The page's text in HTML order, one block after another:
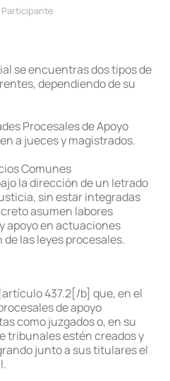
Participante
se encuentras dos tipos de
dependiendo de su
Procesales de Apoyo
a jueces y magistrados.
Comunes
la dirección de un letrado
sin estar integradas
asumen labores
apoyo en actuaciones
las leyes procesales.
437.2[/b] que, en el
de apoyo
como juzgados o, en su
tribunales estén creados y
junto a sus titulares el